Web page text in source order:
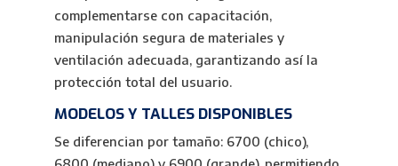
complementarse con capacitación,
manipulación segura de materiales y
ventilación adecuada, garantizando así la
protección total del usuario.
MODELOS Y TALLES DISPONIBLES
Se diferencian por tamaño: 6700 (chico),